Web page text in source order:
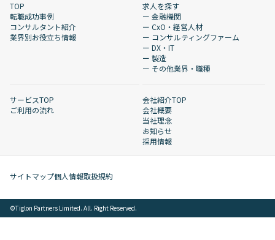
TOP
転職成功事例
コンサルタント紹介
業界別お役立ち情報
求人を探す
ー 金融機関
ー CxO・経営人材
ー コンサルティングファーム
ー DX・IT
ー 製造
ー その他業界・職種
サービスTOP
ご利用の流れ
会社紹介TOP
会社概要
当社理念
お知らせ
採用情報
サイトマップ個人情報取扱規約
©︎Tiglon Partners Limited. All. Right Reserved.